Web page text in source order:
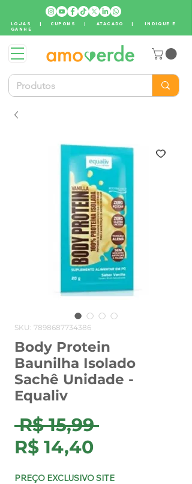
LOJAS | CUPONS |ATACADO | INDIQUE E
GANHE
SKU: 7898687734386
Body Protein
Baunilha Isolado
Sachê Unidade -
Equaliv
R$ 15,99 Preço
R$ 14,40Preço
PREÇO EXCLUSIVO SITE